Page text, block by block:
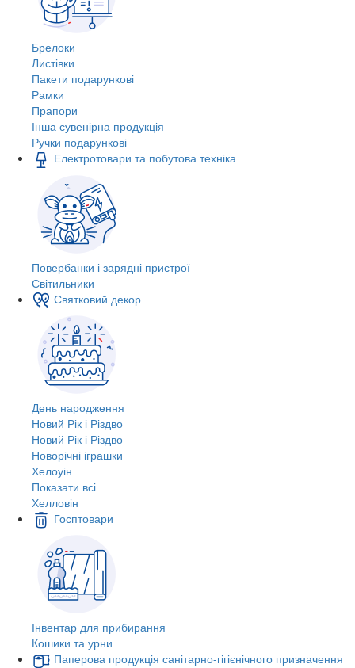
Брелоки
Листівки
Пакети подарункові
Рамки
Прапори
Інша сувенірна продукція
Ручки подарункові
Електротовари та побутова техніка
Повербанки і зарядні пристрої
Світильники
Святковий декор
День народження
Новий Рік і Різдво
Новий Рік і Різдво
Новорічні іграшки
Хелоуін
Показати всі
Хелловін
Госптовари
Інвентар для прибирання
Кошики та урни
Паперова продукція санітарно-гігієнічного призначення